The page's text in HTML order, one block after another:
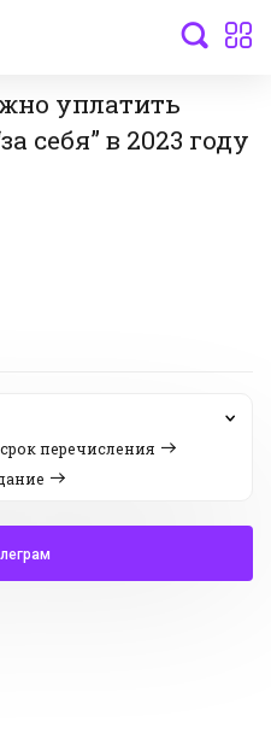
уплатить
себя” в 2023 году
перечисления